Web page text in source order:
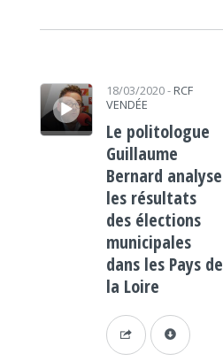
Lecteur audio 18/03/2020- RCF
VENDÉE
Le politologue
Guillaume
Bernard analyse
les résultats
des élections
municipales
dans les Pays de
la Loire